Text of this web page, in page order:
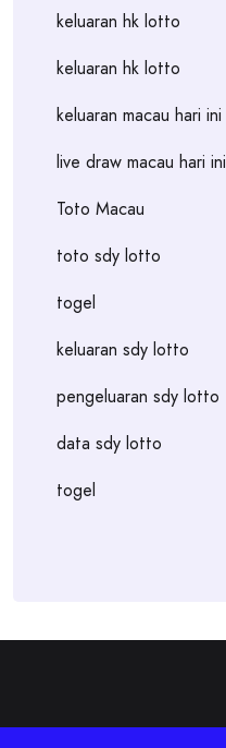
keluaran hk lotto
keluaran hk lotto
keluaran macau hari ini
live draw macau hari ini
Toto Macau
toto sdy lotto
togel
keluaran sdy lotto
pengeluaran sdy lotto
data sdy lotto
togel